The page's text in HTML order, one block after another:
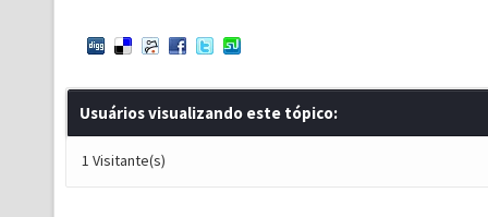
Usuários visualizando este tópico:
1 Visitante(s)